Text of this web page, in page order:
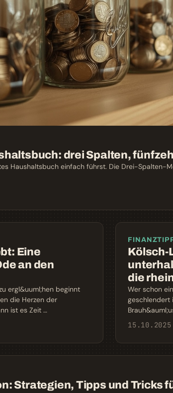
drei Spalten,
Haushaltsbuch einfach führst. Die Drei-Spalten-
Eine
an den
ergl&uuml;hen beginnt
die Herzen der
ist es Zeit …
Kölsch-
die
Wer schon
geschlendert
15.10.2025
Strategien, Tipps und Tricks